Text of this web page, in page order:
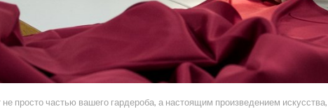
просто частью вашего гардероба, а настоящим произведением